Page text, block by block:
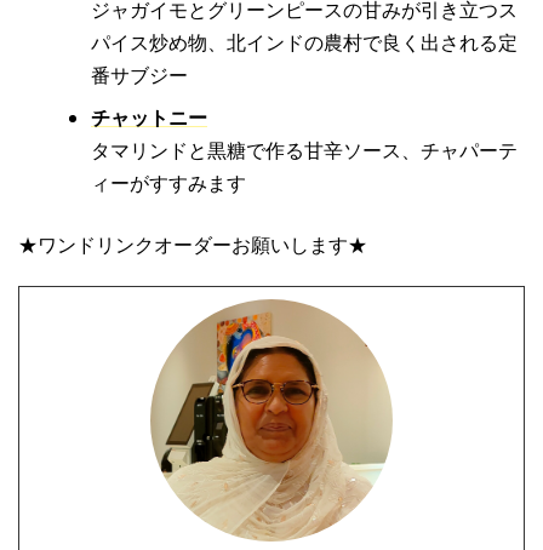
ジャガイモとグリーンピースの甘みが引き立つス
パイス炒め物、北インドの農村で良く出される定
番サブジー
チャットニー
タマリンドと黒糖で作る甘辛ソース、チャパーテ
ィーがすすみます
★ワンドリンクオーダーお願いします★